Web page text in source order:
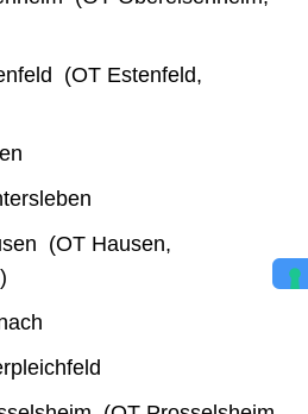
(OT Estenfeld,
(OT Hausen,